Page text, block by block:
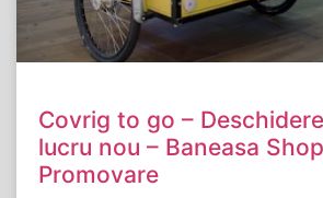
Covrig to go –
lucru nou – Baneasa
Promovare